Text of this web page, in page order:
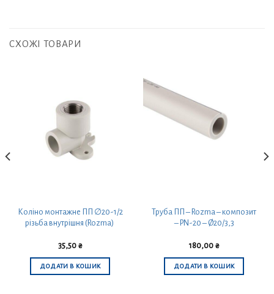
СХОЖІ ТОВАРИ
Коліно монтажне ПП ∅20-1/2
різьба внутрішня (Rozma)
35,50 ₴
ДОДАТИ В КОШИК
Труба ПП – Rozma – композит
– PN-20 – Ø20/3,3
180,00 ₴
ДОДАТИ В КОШИК